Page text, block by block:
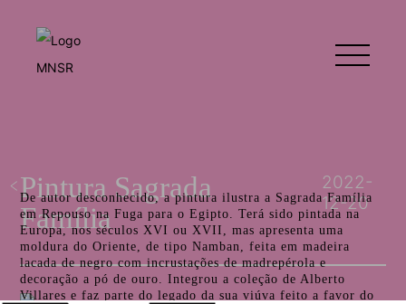
Pintura Sagrada
Família
2022-
12-20
De autor desconhecido, a pintura ilustra a Sagrada Família
em Repouso na Fuga para o Egipto. Terá sido pintada na
Europa, nos séculos XVI ou XVII, mas apresenta uma
moldura do Oriente, de tipo Namban, feita em madeira
lacada de negro com incrustações de madrepérola e
decoração a pó de ouro. Integrou a coleção de Alberto
Villares e faz parte do legado da sua viúva feito a favor do